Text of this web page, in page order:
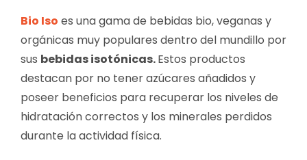
Bio Iso es una gama de bebidas bio, veganas y
orgánicas muy populares dentro del mundillo por
sus bebidas isotónicas.Estos productos
destacan por no tener azúcares añadidos y
poseer beneficios para recuperar los niveles de
hidratación correctos y los minerales perdidos
durante la actividad física.